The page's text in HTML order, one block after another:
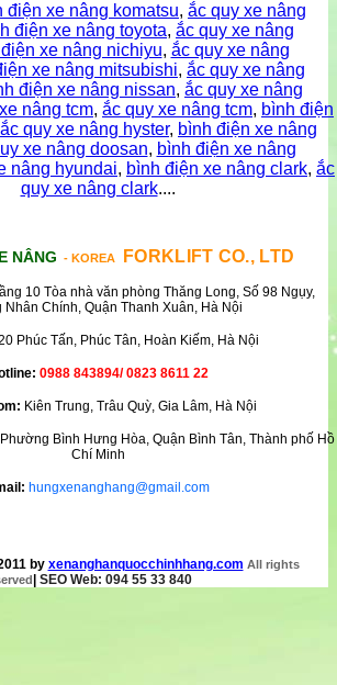
điện xe nâng komatsu, ắc quy xe nâng
điện xe nâng toyota, ắc quy xe nâng
xe nâng nichiyu, ắc quy xe nâng
xe nâng mitsubishi, ắc quy xe nâng
điện xe nâng nissan, ắc quy xe nâng
nâng tcm, ắc quy xe nâng tcm, bình điện
ắc quy xe nâng hyster, bình điện xe nâng
xe nâng doosan, bình điện xe nâng
nâng hyundai, bình điện xe nâng clark, ắc
quy xe nâng clark....
NÂNG - KOREA FORKLIFT CO., LTD
10 Tòa nhà văn phòng Thăng Long, Số 98 Ngụy,
Nhân Chính, Quận Thanh Xuân, Hà Nội
Phúc Tấn, Phúc Tân, Hoàn Kiếm, Hà Nội
0988 843894/ 0823 8611 22
Kiên Trung, Trâu Quỳ, Gia Lâm, Hà Nội
Bình Hưng Hòa, Quận Bình Tân, Thành phố Hồ
Chí Minh
hungxenanghang@gmail.com
by xenanghanquocchinhhang.com All rights
SEO Web: 094 55 33 840